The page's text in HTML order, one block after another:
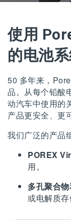
使用
的电池
50 多年来，
品。从每个铅酸
动汽车中使用的
产品更安全、更
我们广泛的产品
POREX
用。
多孔聚合
或电解质存